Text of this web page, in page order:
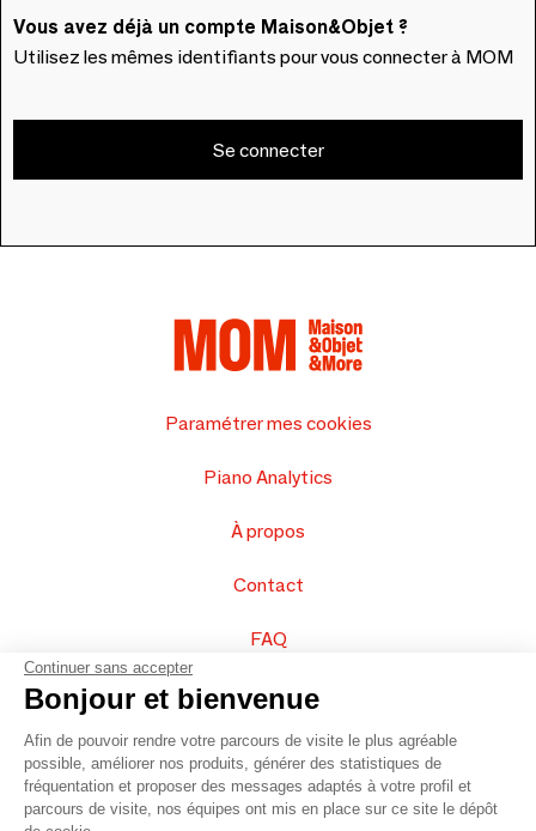
Vous avez déjà un compte Maison&Objet ?
Utilisez les mêmes identifiants pour vous connecter à MOM
Se connecter
Paramétrer mes cookies
Piano Analytics
À propos
Contact
FAQ
Vendez vos produits
Plan du site
Continuer sans accepter
Bonjour et bienvenue
Afin de pouvoir rendre votre parcours de visite le plus agréable
possible, améliorer nos produits, générer des statistiques de
fréquentation et proposer des messages adaptés à votre profil et
parcours de visite, nos équipes ont mis en place sur ce site le dépôt